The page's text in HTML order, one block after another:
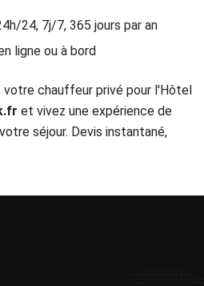
24, 7j/7, 365 jours par an
ligne ou à bord
votre chauffeur privé pour l'Hôtel
et vivez une expérience de
séjour. Devis instantané,